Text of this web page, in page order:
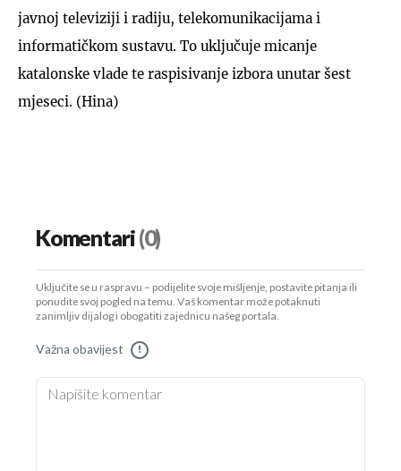
javnoj televiziji i radiju, telekomunikacijama i
informatičkom sustavu. To uključuje micanje
katalonske vlade te raspisivanje izbora unutar šest
mjeseci. (Hina)
Komentari(0)
Uključite se u raspravu – podijelite svoje mišljenje, postavite pitanja ili
ponudite svoj pogled na temu. Vaš komentar može potaknuti
zanimljiv dijalog i obogatiti zajednicu našeg portala.
Važna obavijest !